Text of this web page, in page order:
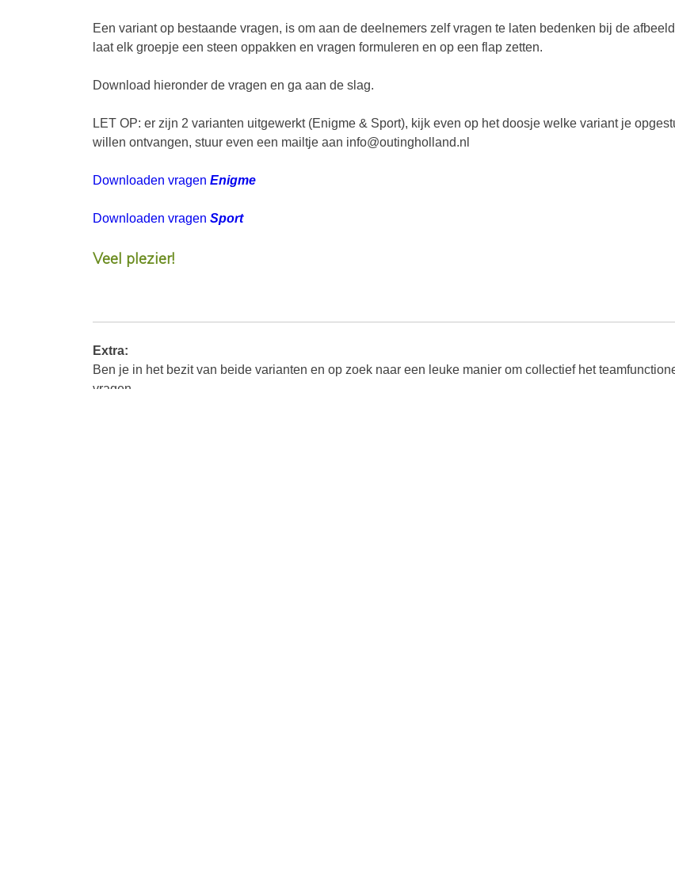
Een variant op bestaande vragen, is om aan de deelnemers zelf vragen te laten bedenken bij de
laat elk groepje een steen oppakken en vragen formuleren en op een flap zetten.
Download hieronder de vragen en ga aan de slag.
LET OP: er zijn 2 varianten uitgewerkt (Enigme & Sport), kijk even op het doosje welke variant je
willen ontvangen, stuur even een mailtje aan info@outingholland.nl
Downloaden vragen Enigme
Downloaden vragen Sport
Veel plezier!
Extra:
Ben je in het bezit van beide varianten en op zoek naar een leuke manier om collectief het
vragen.